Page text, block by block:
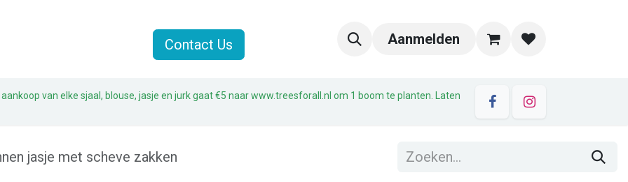
Contact Us Aanmelden
van elke sjaal, blouse, jasje en jurk gaat €5 naar www.treesforall.nl om 1 boom te planten. Laten
jasje met scheve zakken